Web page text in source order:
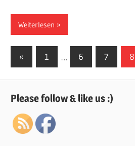
Weiterlesen
Seitennummerierung
Beiträge
« Vorherige
Beiträge
1 … 6 7 8
Please follow & like us :)